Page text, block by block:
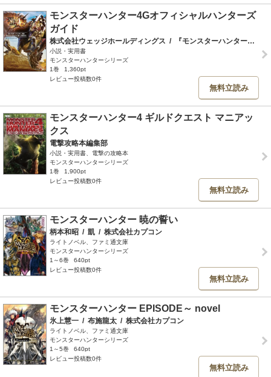
モンスターハンター4Gオフィシャルハンターズ
ガイド
株式会社ウェッジホールディングス / 『モンスターハンター４Ｇ』開発チーム
小説・実用書
モンスターハンターシリーズ
1巻
1,360pt
レビュー投稿数0件
無料立読み
モンスターハンター4 ギルドクエスト マニアッ
クス
電撃攻略本編集部
小説・実用書、電撃の攻略本
モンスターハンターシリーズ
1巻
1,900pt
レビュー投稿数0件
無料立読み
モンスターハンター 暁の誓い
柄本和昭 / 凱 / 株式会社カプコン
ライトノベル、ファミ通文庫
モンスターハンターシリーズ
1～6巻
640pt
レビュー投稿数0件
無料立読み
モンスターハンター EPISODE～ novel
氷上慧一 / 布施龍太 / 株式会社カプコン
ライトノベル、ファミ通文庫
モンスターハンターシリーズ
1～5巻
640pt
レビュー投稿数0件
無料立読み